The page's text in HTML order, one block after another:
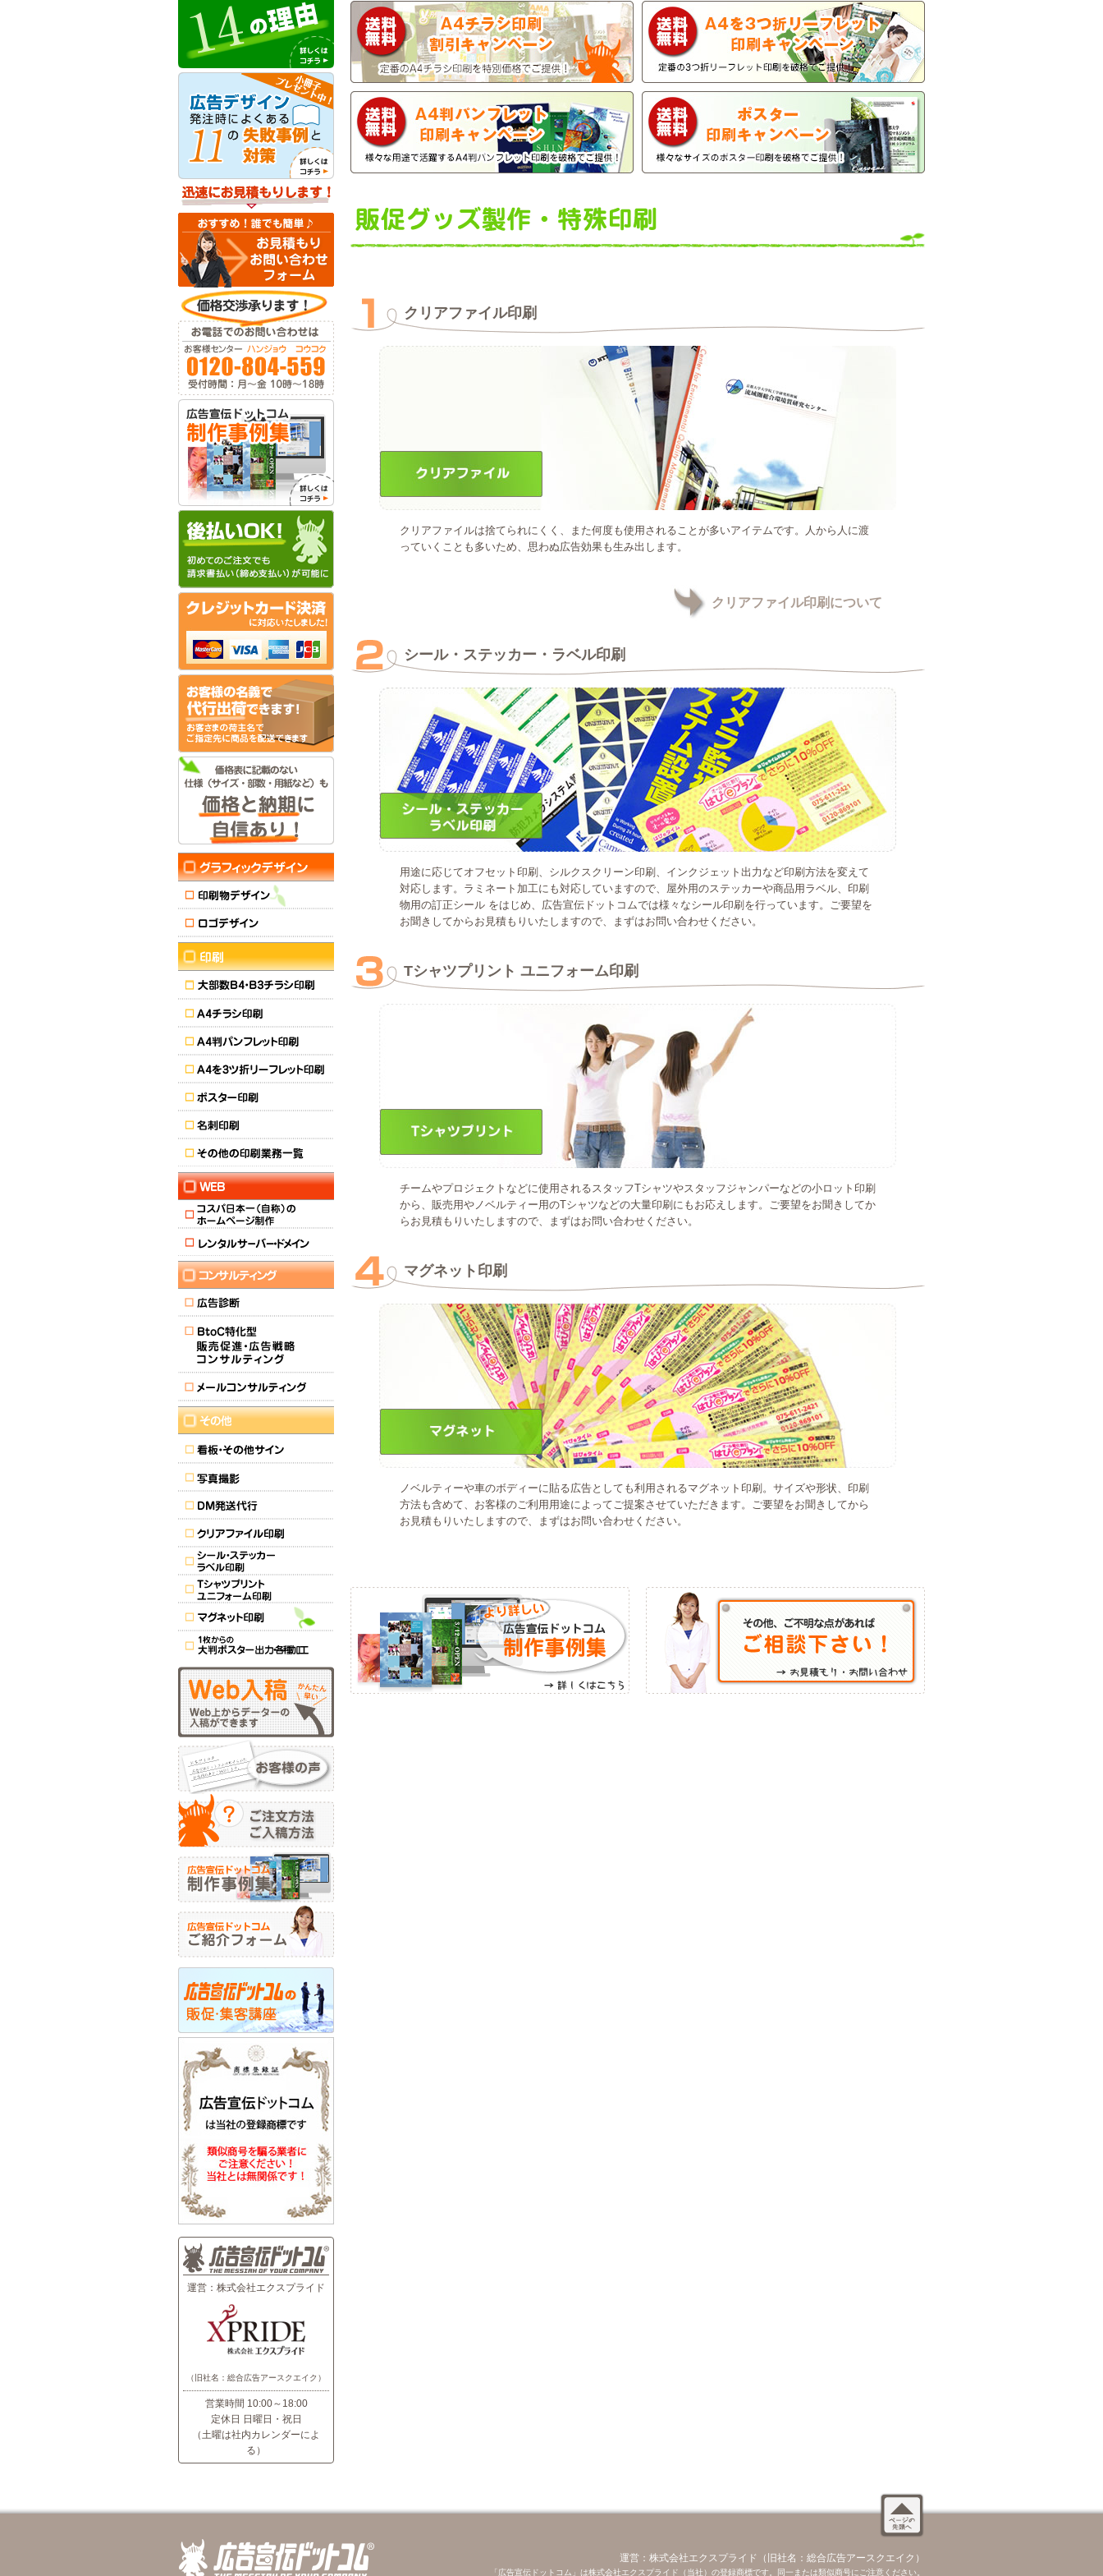
クリアファイル印刷
クリアファイルは捨てられにくく、また何度も使用されることが多いアイテムです。人から人に渡
っていくことも多いため、思わぬ広告効果も生み出します。
クリアファイル印刷について
シール・ステッカー・ラベル印刷
用途に応じてオフセット印刷、シルクスクリーン印刷、インクジェット出力など印刷方法を変えて
対応します。ラミネート加工にも対応していますので、屋外用のステッカーや商品用ラベル、印刷
物用の訂正シール をはじめ、広告宣伝ドットコムでは様々なシール印刷を行っています。ご要望を
お聞きしてからお見積もりいたしますので、まずはお問い合わせください。
Tシャツプリント ユニフォーム印刷
チームやプロジェクトなどに使用されるスタッフTシャツやスタッフジャンパーなどの小ロット印刷
から、販売用やノベルティー用のTシャツなどの大量印刷にもお応えします。ご要望をお聞きしてか
らお見積もりいたしますので、まずはお問い合わせください。
マグネット印刷
ノベルティーや車のボディーに貼る広告としても利用されるマグネット印刷。サイズや形状、印刷
方法も含めて、お客様のご利用用途によってご提案させていただきます。ご要望をお聞きしてから
お見積もりいたしますので、まずはお問い合わせください。
運営：株式会社エクスプライド
（旧社名：総合広告アースクエイク）
営業時間 10:00～18:00
定休日 日曜日・祝日
（土曜は社内カレンダーによ
る）
運営：株式会社エクスプライド（旧社名：総合広告アースクエイク）
「広告宣伝ドットコム」は株式会社エクスプライド（当社）の登録商標です。同一または類似商号にご注意ください。